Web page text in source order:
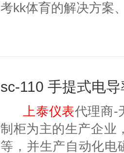
考kk体育的解决方案
上泰仪表代理商-
制柜为主的生产企业
等，并生产自动化电